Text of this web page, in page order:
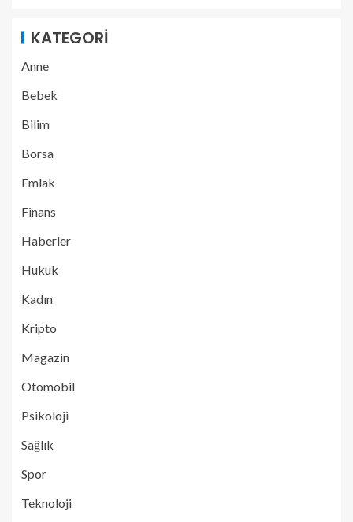
KATEGORI
Anne
Bebek
Bilim
Borsa
Emlak
Finans
Haberler
Hukuk
Kadın
Kripto
Magazin
Otomobil
Psikoloji
Sağlık
Spor
Teknoloji